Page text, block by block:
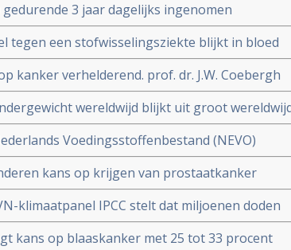
3 jaar dagelijks ingenomen
procent mentale achteruitgang in vergelijking
tegen een stofwisselingsziekte blijkt in bloed
kanker verhelderend. prof. dr. J.W. Coebergh
en kanker bij ouderen. Wat werkt wel en
wereldwijd blijkt uit groot
Voedingsstoffenbestand (NEVO)
voedingsmiddelen, waarvan 181 nieuwe
kans op krijgen van prostaatkanker
klimaatpanel IPCC stelt dat miljoenen doden
hittegolven en andere gevolgen van
voorkomen kunnen worden
kans op blaaskanker met 25 tot 33 procent